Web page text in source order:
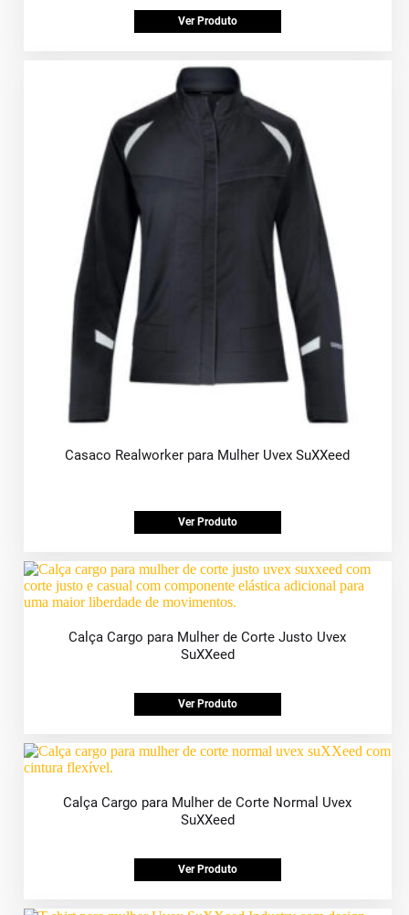
Ver Produto
Casaco Realworker para Mulher Uvex SuXXeed
Ver Produto
Calça Cargo para Mulher de Corte Justo Uvex
SuXXeed
Ver Produto
Calça Cargo para Mulher de Corte Normal Uvex
SuXXeed
Ver Produto